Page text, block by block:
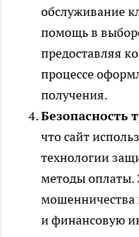
обслуживание
помощь в
предоставляя
процессе
получения.
Безопасность
что сайт
технологии
методы оплаты.
и финансовую